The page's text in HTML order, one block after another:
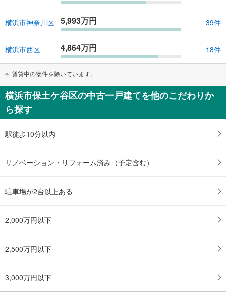
横浜市神奈川区 5,993万円 39件
横浜市西区 4,864万円 18件
賃貸中の物件を除いています。
横浜市保土ケ谷区の中古一戸建てを他のこだわりか
ら探す
駅徒歩10分以内
リノベーション・リフォーム済み（予定含む）
駐車場が2台以上ある
2,000万円以下
2,500万円以下
3,000万円以下